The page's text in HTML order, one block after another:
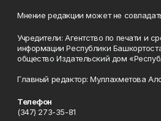
Мнение редакции может не
Учредители: Агентство по печати и
информации Республики
общество Издательский дом
Главный редактор: Муллахметова
Телефон
(347) 273-35-81